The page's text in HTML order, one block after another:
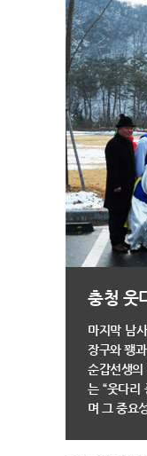
충청 웃
마지막 남
장구와 꽹
순갑선생의
는 “웃다리
며 그 중요